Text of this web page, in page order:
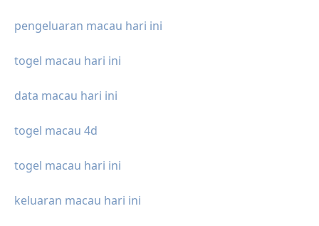
pengeluaran macau hari ini
togel macau hari ini
data macau hari ini
togel macau 4d
togel macau hari ini
keluaran macau hari ini